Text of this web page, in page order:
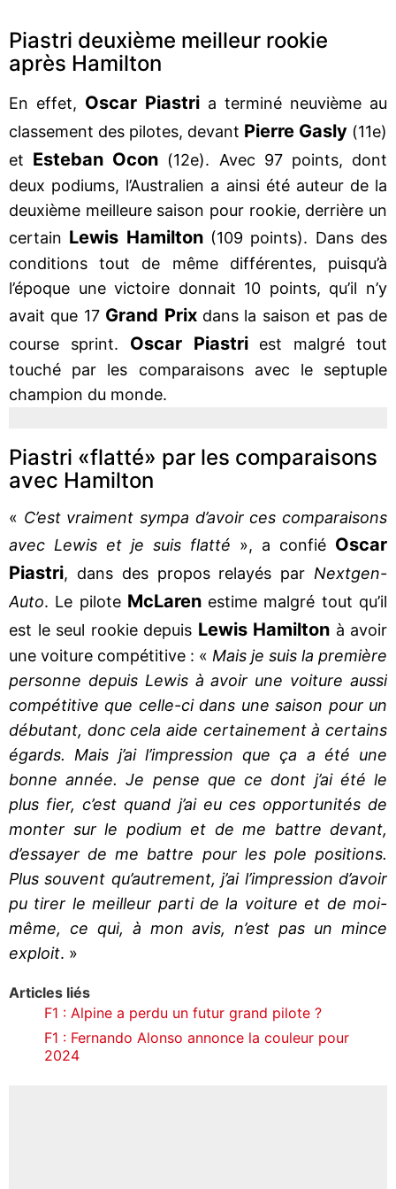
Piastri deuxième meilleur rookie
après Hamilton
En effet, Oscar Piastri a terminé neuvième au
classement des pilotes, devant Pierre Gasly (11e)
et Esteban Ocon (12e). Avec 97 points, dont
deux podiums, l’Australien a ainsi été auteur de la
deuxième meilleure saison pour rookie, derrière un
certain Lewis Hamilton(109 points). Dans des
conditions tout de même différentes, puisqu’à
l’époque une victoire donnait 10 points, qu’il n’y
avait que 17 Grand Prixdans la saison et pas de
course sprint. Oscar Piastriest malgré tout
touché par les comparaisons avec le septuple
champion du monde.
Piastri «flatté» par les comparaisons
avec Hamilton
« C’est vraiment sympa d’avoir ces comparaisons
avec Lewis et je suis flatté », a confié Oscar
Piastri, dans des propos relayés par Nextgen-
Auto. Le pilote McLarenestime malgré tout qu’il
est le seul rookie depuis Lewis Hamilton à avoir
une voiture compétitive : « Mais je suis la première
personne depuis Lewis à avoir une voiture aussi
compétitive que celle-ci dans une saison pour un
débutant, donc cela aide certainement à certains
égards. Mais j’ai l’impression que ça a été une
bonne année. Je pense que ce dont j’ai été le
plus fier, c’est quand j’ai eu ces opportunités de
monter sur le podium et de me battre devant,
d’essayer de me battre pour les pole positions.
Plus souvent qu’autrement, j’ai l’impression d’avoir
pu tirer le meilleur parti de la voiture et de moi-
même, ce qui, à mon avis, n’est pas un mince
exploit. »
Articles liés
F1 : Alpine a perdu un futur grand pilote ?
F1 : Fernando Alonso annonce la couleur pour
2024